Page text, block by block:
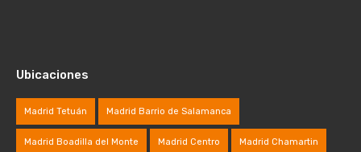
Ubicaciones
Madrid Tetuán Madrid Barrio de Salamanca
Madrid Boadilla del Monte Madrid Centro Madrid Chamartin